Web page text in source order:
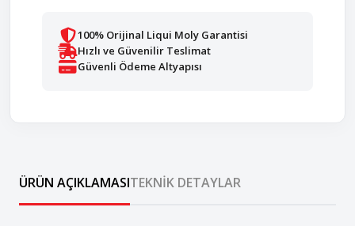
100% Orijinal Liqui Moly Garantisi
Hızlı ve Güvenilir Teslimat
Güvenli Ödeme Altyapısı
ÜRÜN AÇIKLAMASITEKNIK DETAYLAR